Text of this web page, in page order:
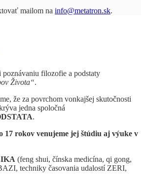
mailom na info@metatron.sk.
poznávaniu filozofie a podstaty
Života“.
že za povrchom vonkajšej skutočnosti
jedna spoločná
.
17 rokov venujeme jej štúdiu aj výuke v
(feng shui, čínska medicína, qi gong,
techniky časovania udalostí ZERI,